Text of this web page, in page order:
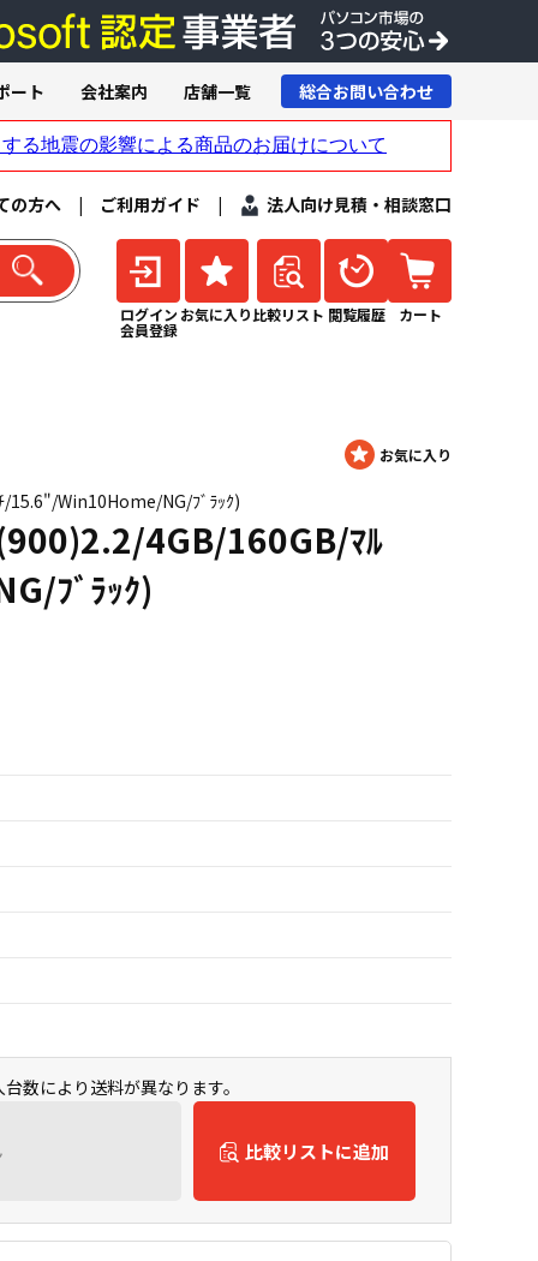
の方へ | ご利用ガイド | 法人向け見積・相談窓口
ログイン
会員登録
お気に入り 比較リスト 閲覧履歴 カート
ート 会社案内 店舗一覧 総合お問い合わせ
/15.6"/Win10Home/NG/ﾌﾞﾗｯｸ)
4GB/160GB/ﾏﾙ
ﾌﾞﾗｯｸ)
により送料が異なります。
比較リストに追加